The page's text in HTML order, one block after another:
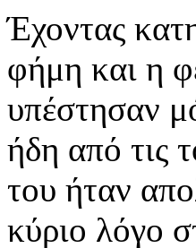
Έχοντας
φήμη και η
υπέστησαν
ήδη από τις
του ήταν
κύριο λόγο